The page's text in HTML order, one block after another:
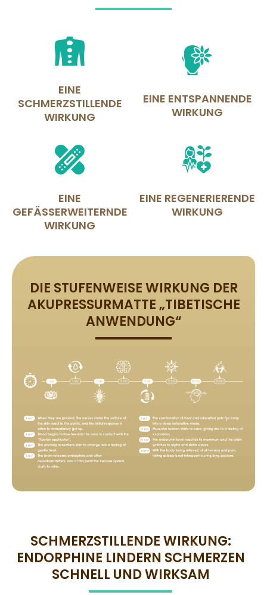
EINE
SCHMERZSTILLENDE
WIRKUNG
EINE ENTSPANNENDE
WIRKUNG
EINE
GEFÄSSERWEITERNDE W
IRKUNG
EINE REGENERIERENDE
WIRKUNG
DIE STUFENWEISE WIRKUNG DER
AKUPRESSURMATTE „TIBETISCHE
ANWENDUNG“
SCHMERZSTILLENDE WIRKUNG:
ENDORPHINE LINDERN SCHMERZEN
SCHNELL UND WIRKSAM